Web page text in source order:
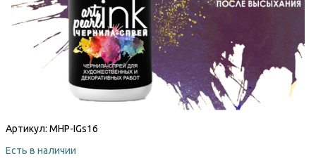
Артикул: MHP-IGs16
Есть в наличии